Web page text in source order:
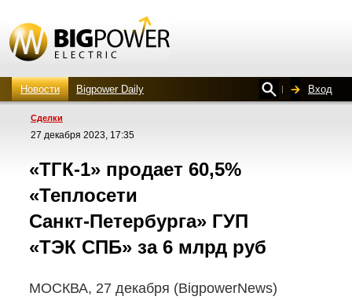
Новости Bigpower Daily Вход
Сделки
27 декабря 2023, 17:35
«ТГК-1» продает 60,5%
«Теплосети
Санкт-Петербурга» ГУП
«ТЭК СПБ» за 6 млрд руб
МОСКВА, 27 декабря (BigpowerNews)